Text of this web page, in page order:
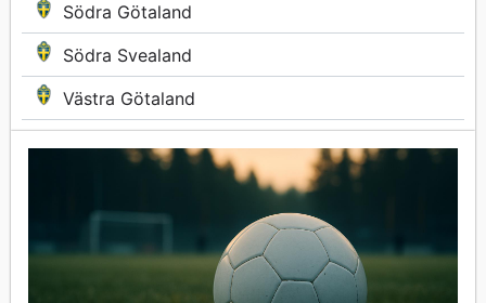
Södra Götaland
Södra Svealand
Västra Götaland